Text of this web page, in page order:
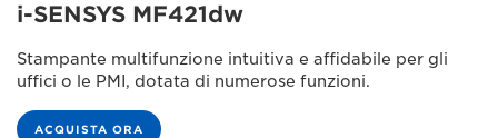
i-SENSYS MF421dw
Stampante multifunzione intuitiva e affidabile per gli
uffici o le PMI, dotata di numerose funzioni.
ACQUISTA ORA